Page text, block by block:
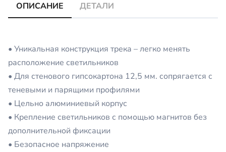
ОПИСАНИЕ ДЕТАЛИ
• Уникальная конструкция трека – легко менять
расположение светильников
• Для стенового гипсокартона 12,5 мм. сопрягается с
теневыми и парящими профилями
• Цельно алюминиевый корпус
• Крепление светильников с помощью магнитов без
дополнительной фиксации
• Безопасное напряжение